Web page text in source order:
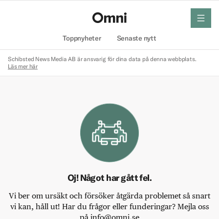
Toppnyheter Senaste nytt
meny
Schibsted News Media AB är ansvarig för dina data på denna webbplats.
Läs mer här
Oj! Något har gått fel.
Vi ber om ursäkt och försöker åtgärda problemet så snart
vi kan, håll ut! Har du frågor eller funderingar? Mejla oss